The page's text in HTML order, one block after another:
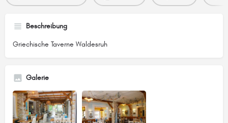
Beschreibung
Griechische Taverne Waldesruh
Galerie